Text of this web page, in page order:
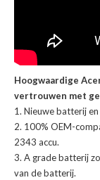
Hoogwaardige
vertrouwen met
Nieuwe batterij
100% OEM-
2343 accu.
A grade batterij
van de batterij.